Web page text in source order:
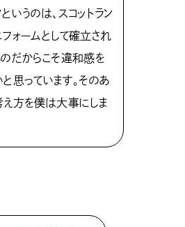
いうのは、スコットラン
フォームとして確立され
だからこそ違和感を
思っています。そのあ
え方を僕は大事にしま